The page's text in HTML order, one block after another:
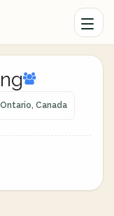
Canada